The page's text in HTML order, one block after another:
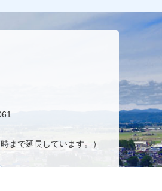
まで延長しています。）